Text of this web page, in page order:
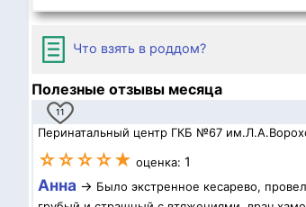
Что взять в роддом?
Полезные отзывы месяца
11
Перинатальный центр ГКБ №67
☆☆☆☆★ оценка: 1
Анна → Было экстренное кесарево,